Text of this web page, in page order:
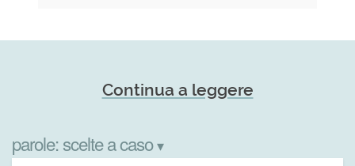
Continua a leggere
parole:scelte a caso▾